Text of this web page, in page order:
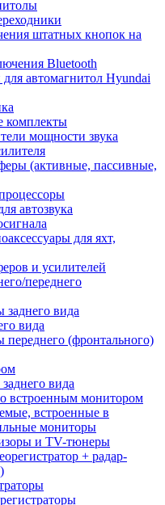
штатных кнопок на
Bluetooth
автомагнитол Hyundai
комплекты
мощности звука
(активные, пассивные,
автозвука
для яхт,
и усилителей
переднего
вида
вида
(фронтального)
вида
встроенным монитором
встроенные в
мониторы
и TV-тюнеры
+ радар-